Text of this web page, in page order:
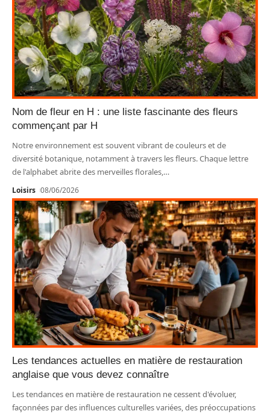
Nom de fleur en H : une liste fascinante des fleurs
commençant par H
Notre environnement est souvent vibrant de couleurs et de
diversité botanique, notamment à travers les fleurs. Chaque lettre
de l'alphabet abrite des merveilles florales, …
Loisirs 08/06/2026
Les tendances actuelles en matière de restauration
anglaise que vous devez connaître
Les tendances en matière de restauration ne cessent d'évoluer,
façonnées par des influences culturelles variées, des préoccupations